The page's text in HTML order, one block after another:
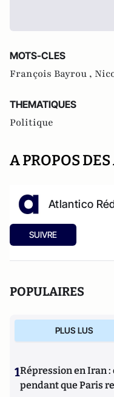
MOTS-CLES
François Bayrou ,
THEMATIQUES
Politique
A PROPOS
Atlantico
SUIVRE
POPULAIRES
PLUS LUS
1Répression en Iran
pendant que Paris